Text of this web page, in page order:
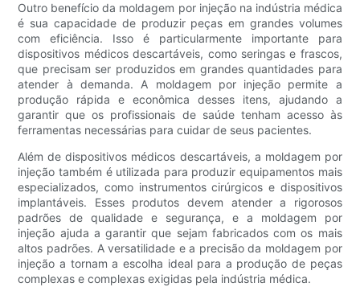
Outro benefício da moldagem por injeção na indústria médica
é sua capacidade de produzir peças em grandes volumes
com eficiência. Isso é particularmente importante para
dispositivos médicos descartáveis, como seringas e frascos,
que precisam ser produzidos em grandes quantidades para
atender à demanda. A moldagem por injeção permite a
produção rápida e econômica desses itens, ajudando a
garantir que os profissionais de saúde tenham acesso às
ferramentas necessárias para cuidar de seus pacientes.
Além de dispositivos médicos descartáveis, a moldagem por
injeção também é utilizada para produzir equipamentos mais
especializados, como instrumentos cirúrgicos e dispositivos
implantáveis. Esses produtos devem atender a rigorosos
padrões de qualidade e segurança, e a moldagem por
injeção ajuda a garantir que sejam fabricados com os mais
altos padrões. A versatilidade e a precisão da moldagem por
injeção a tornam a escolha ideal para a produção de peças
complexas e complexas exigidas pela indústria médica.